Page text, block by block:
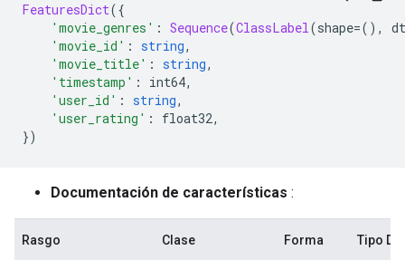
FeaturesDict({
'movie_genres' : Sequence(ClassLabel(shape=(),
'movie_id' : string,
'movie_title' : string,
'timestamp' : int64,
'user_id' : string,
'user_rating' : float32,
})
Documentación de características :
Rasgo Clase Forma Tipo D